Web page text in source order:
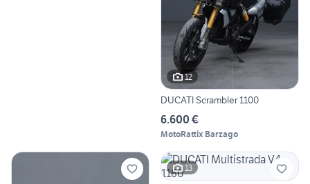
12
DUCATI Scrambler 1100
6.600 €
MotoRattix Barzago
13